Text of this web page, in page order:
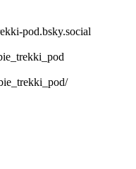
pod.bsky.social